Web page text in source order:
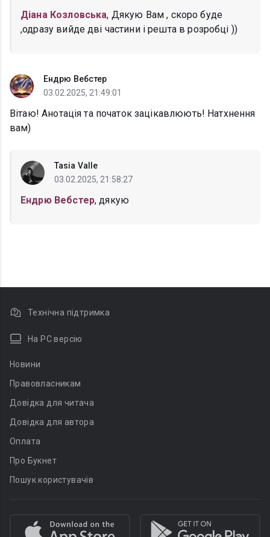
Діана Козловська, Дякую Вам , скоро буде
,одразу вийде дві частини і решта в розробці ))
Ендрю Вебстер
03.02.2025, 21:49:01
Вітаю! Анотація та початок зацікавлюють! Натхнення
вам)
Tasia Valle
03.02.2025, 21:58:27
Ендрю Вебстер, дякую
Технічна підтримка
На PC версію
Новини
Правовласникам
Довідка для читача
Довідка для автора
Оплата
Про Букнет
Пошук користувачів